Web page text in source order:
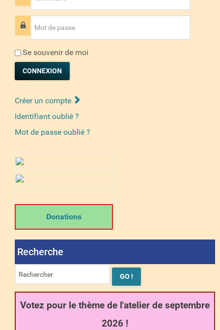
Mot de passe
Se souvenir de moi
CONNEXION
Créer un compte
Identifiant oublié ?
Mot de passe oublié ?
Donations
Recherche
Votez pour le thème de l'atelier de septembre
2026 !